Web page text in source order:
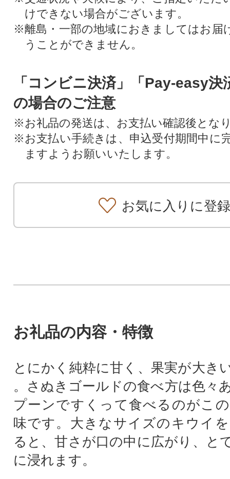
けできない場合がございます。
※離島・一部の地域におきましてはお届
うことができません。
「コンビニ決済」「Pay-easy決
の場合のご注意
※お礼品の発送は、お支払い確認後とな
※お支払い手続きは、申込受付期間中に
ますようお願いいたします。
お気に入りに登録
お礼品の内容・特徴
とにかく純粋に甘く、果実が大き
。さぬきゴールドの食べ方は色々
プーンですくって食べるのがこ
味です。大きなサイズのキウイ
ると、甘さが口の中に広がり、と
に浸れます。